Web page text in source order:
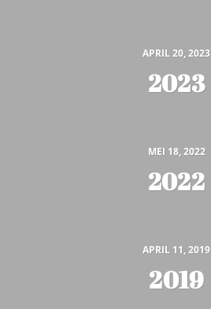
APRIL 20, 2023
2023
MEI 18, 2022
2022
APRIL 11, 2019
2019